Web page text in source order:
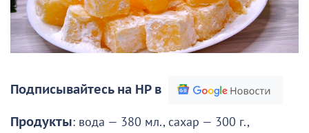
Подписывайтесь на НР в
Продукты: вода — 380 мл., сахар — 300 г.,